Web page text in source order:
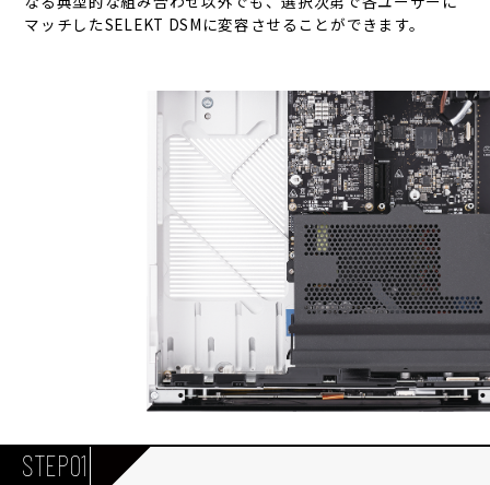
マッチしたSELEKT DSMに変容させることができます。
STEP01